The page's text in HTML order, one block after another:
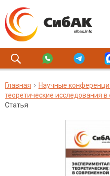
Главная Научные
теоретические исследования
Статья